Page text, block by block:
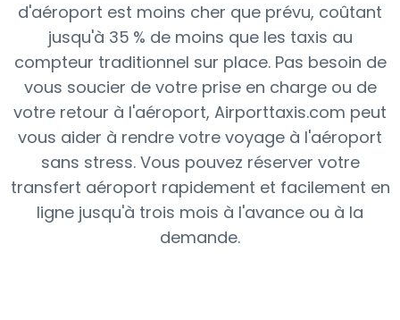
d'aéroport est moins cher que prévu, coûtant
jusqu'à 35 % de moins que les taxis au
compteur traditionnel sur place. Pas besoin de
vous soucier de votre prise en charge ou de
votre retour à l'aéroport, Airporttaxis.com peut
vous aider à rendre votre voyage à l'aéroport
sans stress. Vous pouvez réserver votre
transfert aéroport rapidement et facilement en
ligne jusqu'à trois mois à l'avance ou à la
demande.